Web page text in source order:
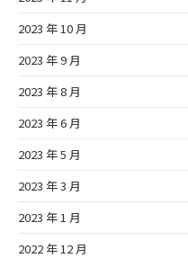
2023 年 10 月
2023 年 9 月
2023 年 8 月
2023 年 6 月
2023 年 5 月
2023 年 3 月
2023 年 1 月
2022 年 12 月